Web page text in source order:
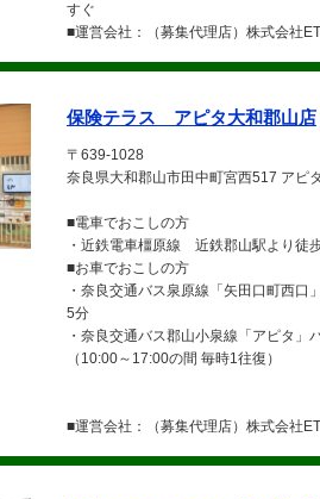
すぐ
■運営会社：（募集代理店）株式会社
保険テラス アピタ大和郡山店
〒639-1028
奈良県大和郡山市田中町宮西517 アピ
■電車でおこしの方
・近鉄電車橿原線 近鉄郡山駅より徒
■お車でおこしの方
・奈良交通バス泉原線「矢田口町西口
5分
・奈良交通バス郡山小泉線「アピタ」
（10:00～17:00の間 毎時1往復）
■運営会社：（募集代理店）株式会社